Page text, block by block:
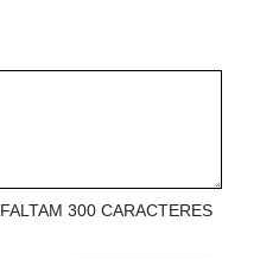
FALTAM 300 CARACTERES